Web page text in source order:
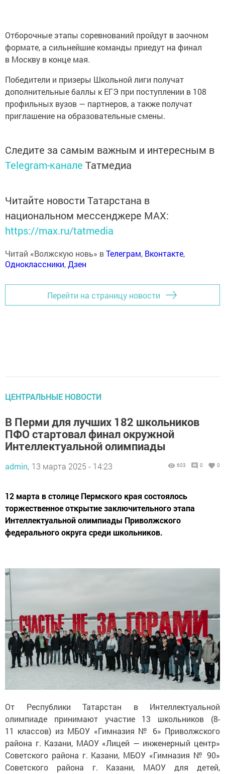
Отборочные этапы соревнований пройдут в заочном
формате, а сильнейшие команды приедут на финал
в Москву в конце мая.
Победители и призеры Школьной лиги получат
дополнительные баллы к ЕГЭ при поступлении в 108
профильных вузов — партнеров, а также получат
приглашение на образовательные смены.
Следите за самым важным и интересным в
Telegram-канале Татмедиа
Читайте новости Татарстана в
национальном мессенджере MАХ:
https://max.ru/tatmedia
Читай «Волжскую новь» вТелеграм, Вконтакте,
Одноклассники,Дзен
Перейти на страницу новости
ЦЕНТРАЛЬНЫЕ НОВОСТИ
В Перми для лучших 182 школьников
ПФО стартовал финал окружной
Интеллектуальной олимпиады
admin, 13 марта 2025 - 14:23 603 0 0
12 марта в столице Пермского края состоялось
торжественное открытие заключительного этапа
Интеллектуальной олимпиады Приволжского
федерального округа среди школьников.
От Республики Татарстан в Интеллектуальной
олимпиаде принимают участие 13 школьников (8-
11 классов) из МБОУ «Гимназия № 6» Приволжского
района г. Казани, МАОУ «Лицей — инженерный центр»
Советского района г. Казани, МБОУ «Гимназия № 90»
Советского района г. Казани, МАОУ для детей,